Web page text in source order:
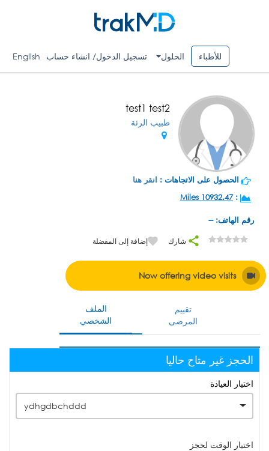
للأطباء الحلول تسجيل الدخول/ انشاء حساب English
test1 test2
طبيب الرئة
الحصول على الاتجاهات : انقر هنا
:
10932.47 Miles
رقم الهاتف: --
شارك إضافة إلى المفضلة
Now offering video visits
الملف
الشخصي
تقييم
المرضى
الحجز غير متاح حاليا
اختيار العيادة
ydhgdbchddd
اختيار الوقت لحجز